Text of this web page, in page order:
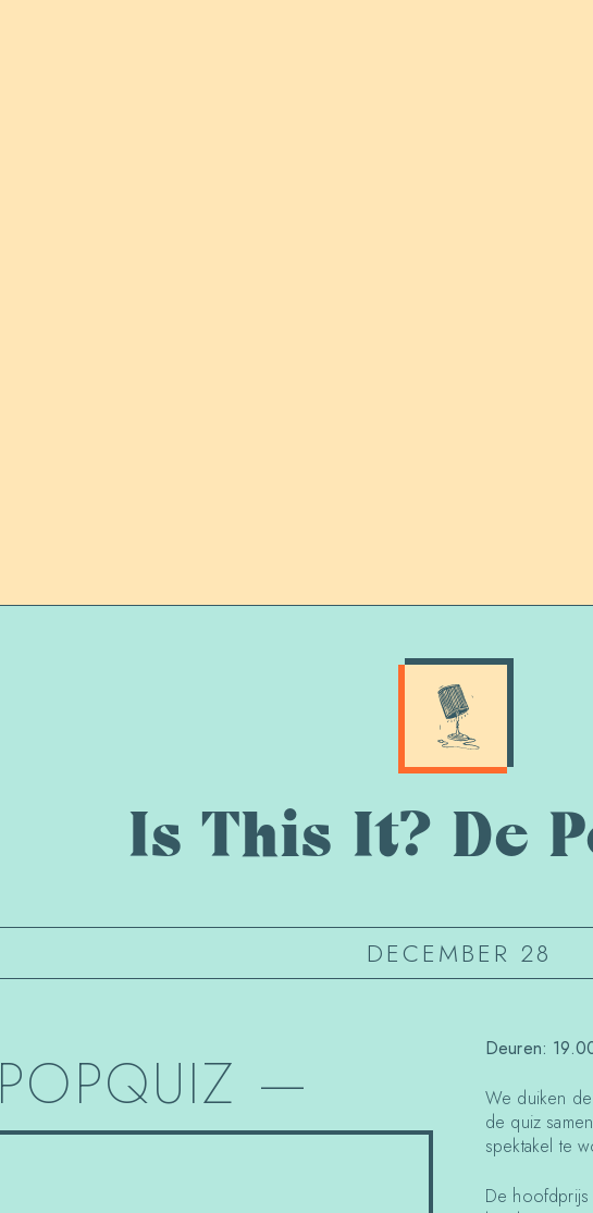
Is This It? De
DECEMBER 28
POPQUIZ — Deuren:
We duiken
de quiz
spektakel te
De